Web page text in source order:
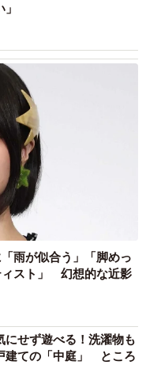
雨が似合う」「脚めっ
ィスト」 幻想的な近影
にせず遊べる！洗濯物も
建ての「中庭」 ところ